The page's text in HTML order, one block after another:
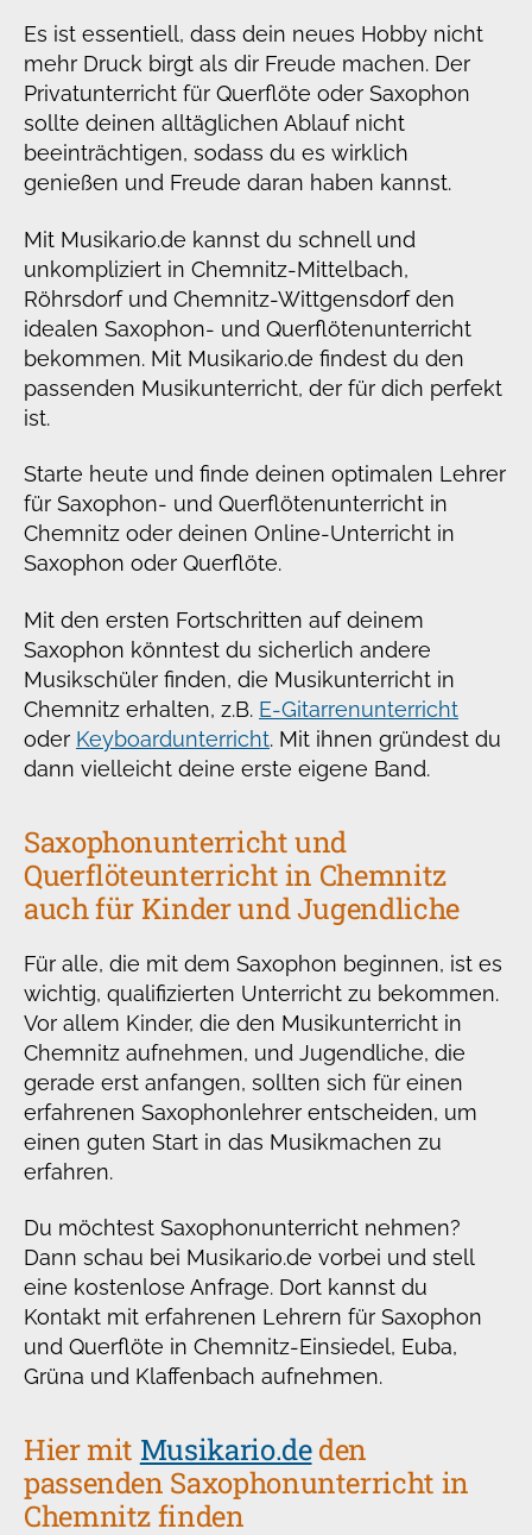
Es ist essentiell, dass dein neues Hobby nicht
mehr Druck birgt als dir Freude machen. Der
Privatunterricht für Querflöte oder Saxophon
sollte deinen alltäglichen Ablauf nicht
beeinträchtigen, sodass du es wirklich
genießen und Freude daran haben kannst.
Mit Musikario.de kannst du schnell und
unkompliziert in Chemnitz-Mittelbach,
Röhrsdorf und Chemnitz-Wittgensdorf den
idealen Saxophon- und Querflötenunterricht
bekommen. Mit Musikario.de findest du den
passenden Musikunterricht, der für dich perfekt
ist.
Starte heute und finde deinen optimalen Lehrer
für Saxophon- und Querflötenunterricht in
Chemnitz oder deinen Online-Unterricht in
Saxophon oder Querflöte.
Mit den ersten Fortschritten auf deinem
Saxophon könntest du sicherlich andere
Musikschüler finden, die Musikunterricht in
Chemnitz erhalten, z.B. E-Gitarrenunterricht
oder Keyboardunterricht. Mit ihnen gründest du
dann vielleicht deine erste eigene Band.
Saxophonunterricht und
Querflöteunterricht in Chemnitz
auch für Kinder und Jugendliche
Für alle, die mit dem Saxophon beginnen, ist es
wichtig, qualifizierten Unterricht zu bekommen.
Vor allem Kinder, die den Musikunterricht in
Chemnitz aufnehmen, und Jugendliche, die
gerade erst anfangen, sollten sich für einen
erfahrenen Saxophonlehrer entscheiden, um
einen guten Start in das Musikmachen zu
erfahren.
Du möchtest Saxophonunterricht nehmen?
Dann schau bei Musikario.de vorbei und stell
eine kostenlose Anfrage. Dort kannst du
Kontakt mit erfahrenen Lehrern für Saxophon
und Querflöte in Chemnitz-Einsiedel, Euba,
Grüna und Klaffenbach aufnehmen.
Hier mit Musikario.deden
passenden Saxophonunterricht in
Chemnitz finden